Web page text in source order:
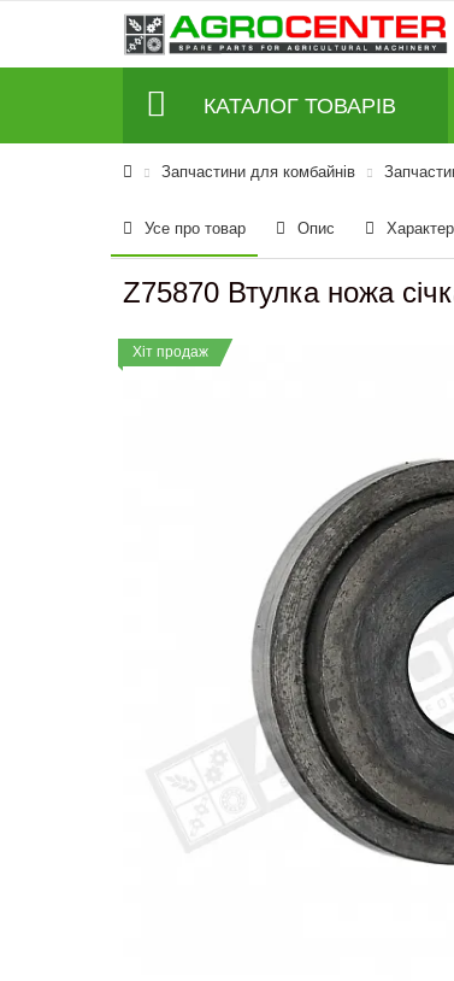
КАТАЛОГ ТОВАРІВ
Запчастини для комбайнів
Усе про товар Опис
Z75870 Втулка ножа
Хіт продаж